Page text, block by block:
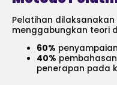
Pelatihan
menggabungkan teori
60%
40%
penerapan pada